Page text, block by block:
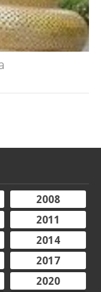
2008
2011
2014
2017
2020